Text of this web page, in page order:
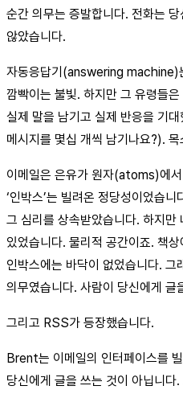
순간 의무는 증발합니다. 전화는
않았습니다.
자동응답기(answering machine)
깜빡이는 불빛. 하지만 그 유령들
실제 말을 남기고 실제 반응을 기
메시지를 몇십 개씩 남기나요?).
이메일은 은유가 원자(atoms)에
‘인박스’는 빌려온 정당성이었습
그 심리를 상속받았습니다. 하지만
있었습니다. 물리적 공간이죠. 책
인박스에는 바닥이 없었습니다. 그
의무였습니다. 사람이 당신에게 글
그리고 RSS가 등장했습니다.
Brent는 이메일의 인터페이스를
당신에게 글을 쓰는 것이 아닙니